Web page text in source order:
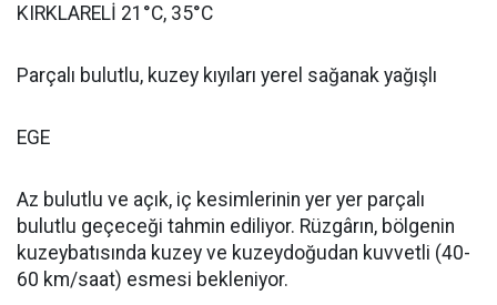
KIRKLARELİ 21°C, 35°C
Parçalı bulutlu, kuzey kıyıları yerel sağanak yağışlı
EGE
Az bulutlu ve açık, iç kesimlerinin yer yer parçalı
bulutlu geçeceği tahmin ediliyor. Rüzgârın, bölgenin
kuzeybatısında kuzey ve kuzeydoğudan kuvvetli (40-
60 km/saat) esmesi bekleniyor.